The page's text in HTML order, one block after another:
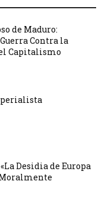
de Maduro:
Contra la
Capitalismo
Desidia de Europa